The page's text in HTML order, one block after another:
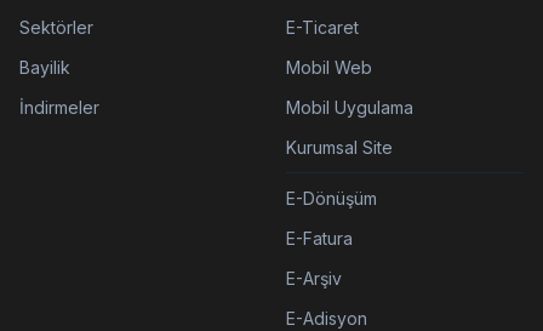
Sektörler
Bayilik
İndirmeler
E-Ticaret
Mobil Web
Mobil Uygulama
Kurumsal Site
E-Dönüşüm
E-Fatura
E-Arşiv
E-Adisyon